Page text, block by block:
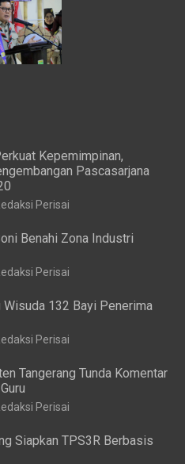
Kepemimpinan,
Pascasarjana
Perisai
Benahi Zona Industri
Perisai
Wisuda 132 Bayi Penerima
Perisai
Tangerang Tunda Komentar
Perisai
Siapkan TPS3R Berbasis